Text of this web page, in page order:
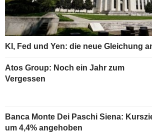
KI, Fed und Yen: die neue Gleichung
Atos Group: Noch ein Jahr zum
Vergessen
Banca Monte Dei Paschi Siena:
um 4,4% angehoben